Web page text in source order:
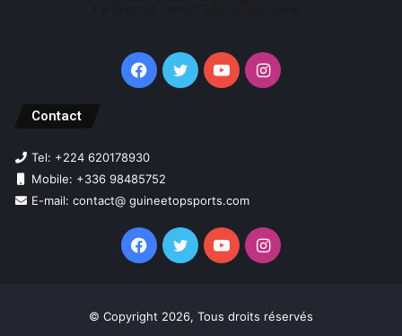
Facebook
TwitterYouTubeInstagram
Contact
Tel: +224 620178930
Mobile: +336 98485752
E-mail: contact@ guineetopsports.com
Facebook
TwitterYouTubeInstagram
© Copyright 2026, Tous droits réservés